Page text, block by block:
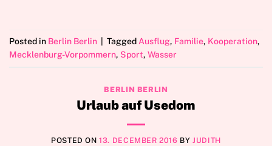
Posted in Berlin Berlin TaggedAusflug, Familie, Kooperation,
Mecklenburg-Vorpommern, Sport, Wasser
BERLIN BERLIN
Urlaub auf Usedom
POSTED ON13. DECEMBER 2016 BYJUDITH